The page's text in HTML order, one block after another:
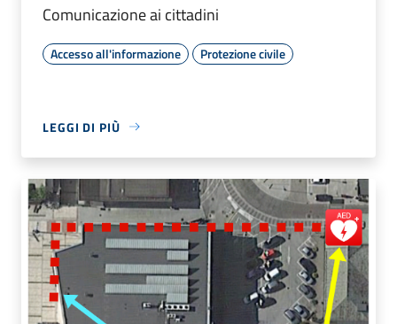
Comunicazione ai cittadini
Accesso all'informazione Protezione civile
LEGGI DI PIÙ